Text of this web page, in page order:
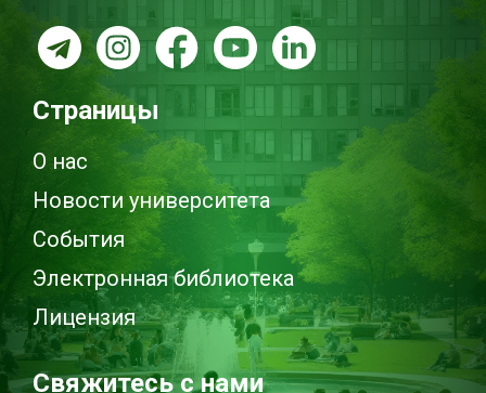
Страницы
О нас
Новости университета
События
Электронная библиотека
Лицензия
Свяжитесь с нами